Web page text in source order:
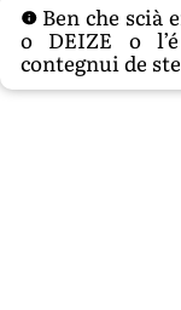
Ben che scià
o DEIZE o
contegnui de